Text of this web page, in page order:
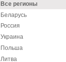
Все регионы
Беларусь
Россия
Украина
Польша
Литва